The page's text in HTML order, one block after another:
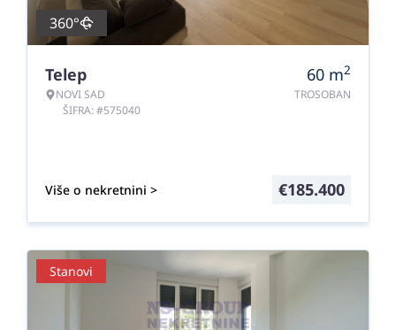
360°
Telep
NOVI SAD
ŠIFRA: #575040
60 m2
TROSOBAN
Više o nekretnini > €185.400
Stanovi